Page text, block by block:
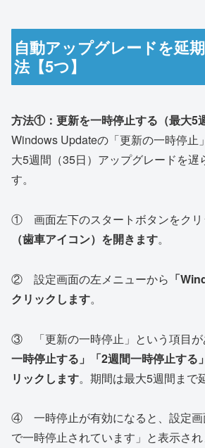
自動アップグレードを延
法【5つ】
方法①：更新を一時停止する（最大5
Windows Updateの「更新の一時停止
大5週間（35日）アップグレードを遅
す。
① 画面左下のスタートボタンをクリ
（歯車アイコン）を開きます。
② 設定画面の左メニューから 「
クリックします。
③ 「更新の一時停止」という項目が
一時停止する」「2週間一時停止する
リックします。期間は最大5週間まで
④ 一時停止が有効になると、設定画
で一時停止されています」と表示さ